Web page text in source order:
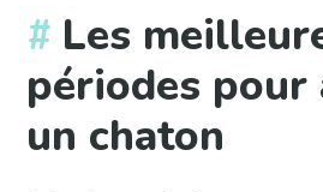
Les
périodes
un chaton